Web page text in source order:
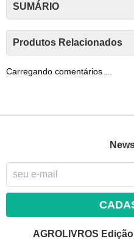
SUMÁRIO
Produtos Relacionados
Carregando comentários ...
AGROLIVROS